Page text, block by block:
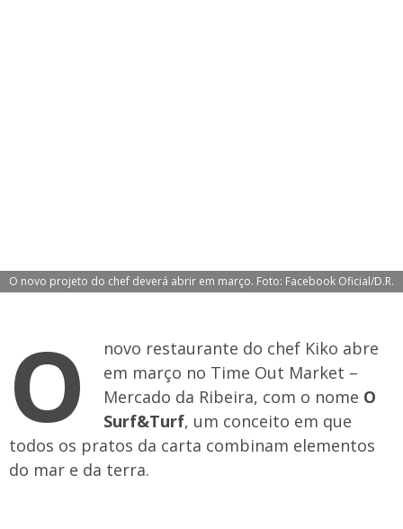
O novo projeto do chef deverá abrir em março. Foto: Facebook Oficial/D.R.
O
novo restaurante do chef Kiko abre
em março no Time Out Market –
Mercado da Ribeira, com o nome O
Surf&Turf, um conceito em que
todos os pratos da carta combinam elementos
do mar e da terra.